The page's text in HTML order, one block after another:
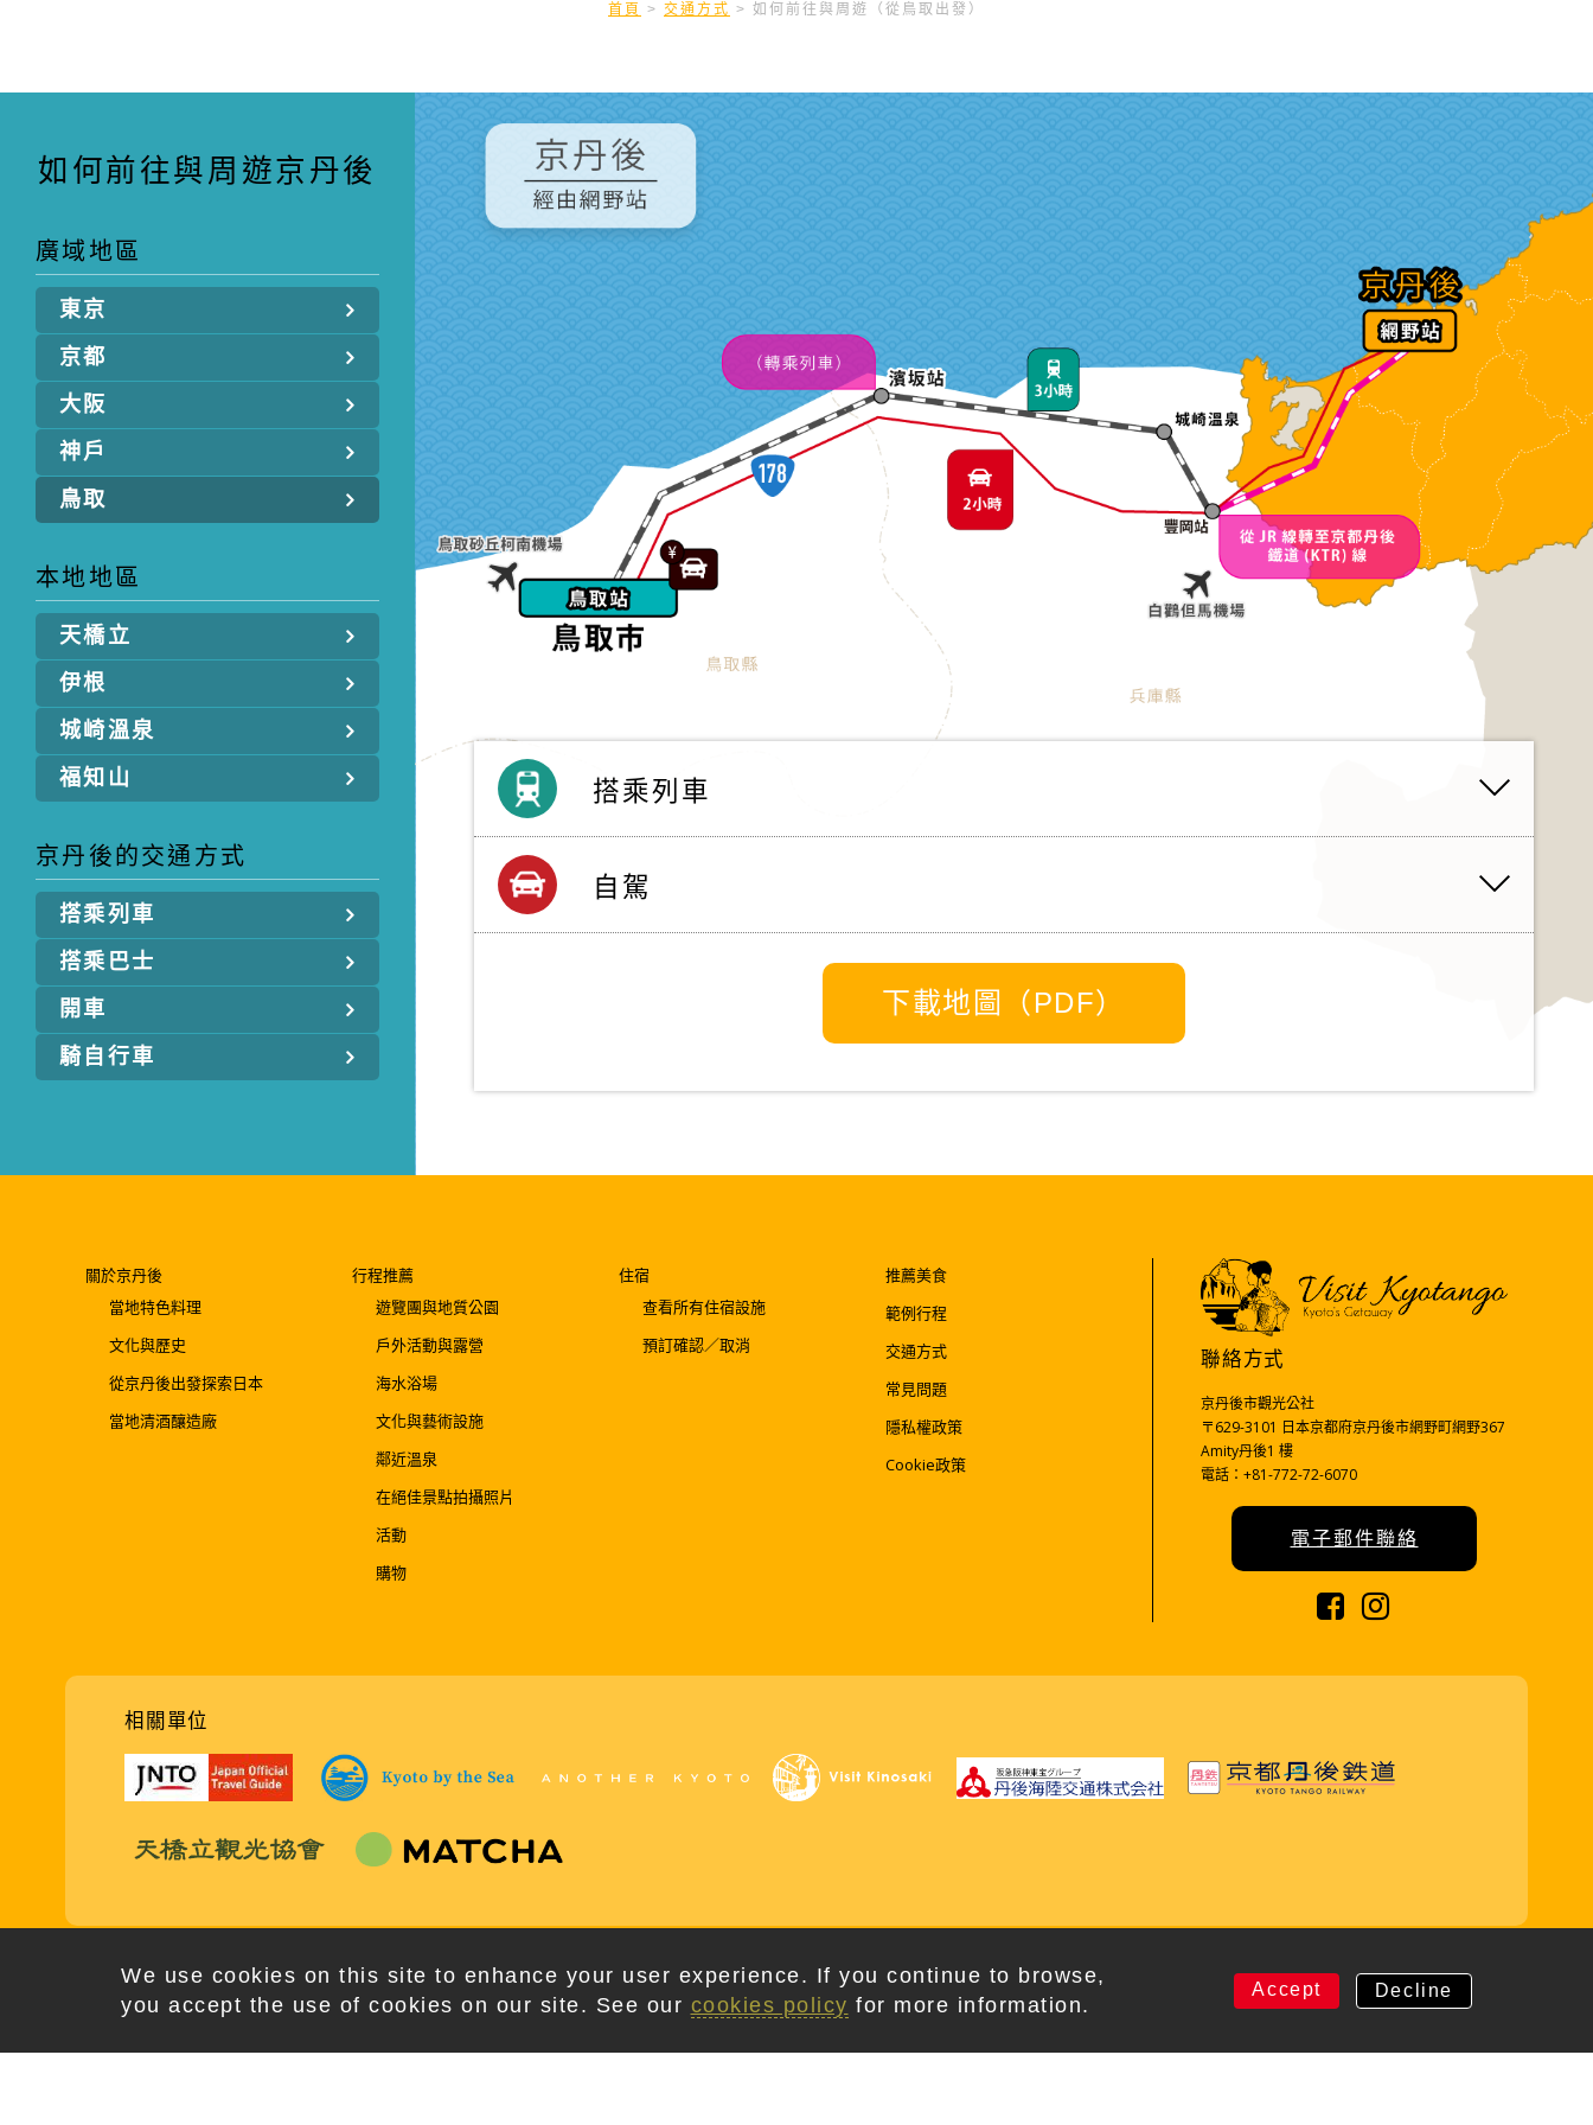
We use cookies on this site to enhance your user experience. If you continue to browse,
you accept the use of cookies on our site. See our cookies policy for more information.
Accept Decline
首頁 > 交通方式 > 如何前往與周遊（從鳥取出發）
如何前往與周遊京丹後
廣域地區
東京
京都
大阪
神戶
鳥取
本地地區
天橋立
伊根
城崎溫泉
福知山
京丹後的交通方式
搭乘列車
搭乘巴士
開車
騎自行車
搭乘列車
及時刻表和路線查詢的連結。
JR西日本時刻表與路線查詢 JR西日本鐵路周遊券資訊
鳥取到網野
自駕
道路規則及資訊
西日本高速公路
JAF
Google地圖
從鳥取市出發的Google駕駛地圖
下載地圖（PDF）
關於京丹後
當地特色料理
文化與歷史
從京丹後出發探索日本
當地清酒釀造廠
行程推薦
遊覽團與地質公園
戶外活動與露營
海水浴場
文化與藝術設施
鄰近溫泉
在絕佳景點拍攝照片
活動
購物
住宿
查看所有住宿設施
預訂確認／取消
推薦美食
範例行程
交通方式
常見問題
隱私權政策
Cookie政策
聯絡方式
京丹後市觀光公社
〒629-3101 日本京都府京丹後市網野町網野367
Amity丹後1 樓
電話：+81-772-72-6070
電子郵件聯絡
相關單位